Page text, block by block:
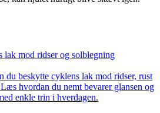
lak mod ridser og solblegning
du beskytte cyklens lak mod ridser, rust
hvordan du nemt bevarer glansen og
enkle trin i hverdagen.